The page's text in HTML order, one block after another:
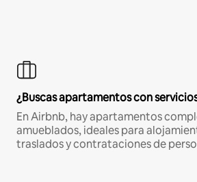
¿Buscas apartamentos con
En Airbnb, hay apartamentos
amueblados, ideales para
traslados y contrataciones de